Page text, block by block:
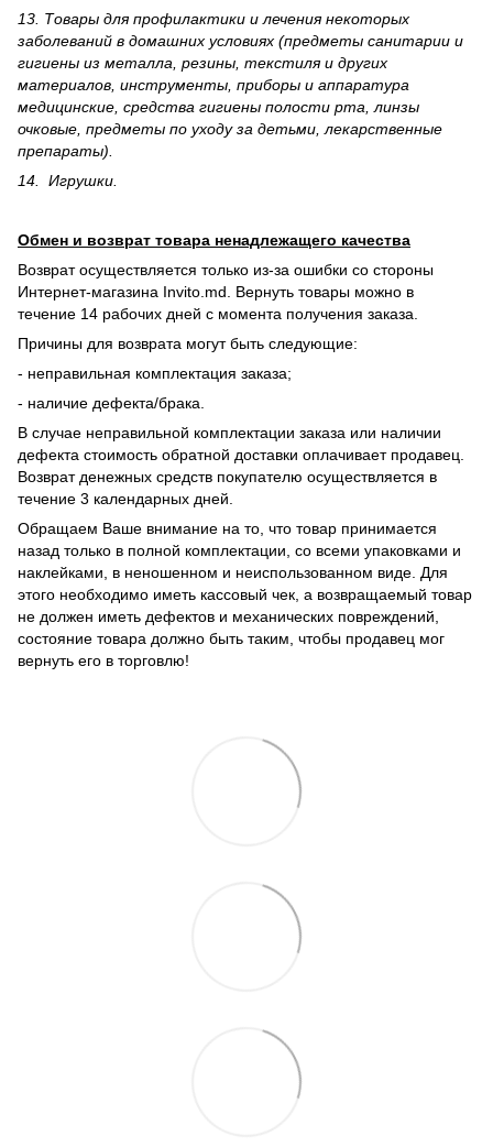
13. Товары для профилактики и лечения некоторых
заболеваний в домашних условиях (предметы санитарии и
гигиены из металла, резины, текстиля и других
материалов, инструменты, приборы и аппаратура
медицинские, средства гигиены полости рта, линзы
очковые, предметы по уходу за детьми, лекарственные
препараты).
14. Игрушки.
Обмен и возврат товара ненадлежащего качества
Возврат осуществляется только из-за ошибки со стороны
Интернет-магазина Invito.md. Вернуть товары можно в
течение 14 рабочих дней с момента получения заказа.
Причины для возврата могут быть следующие:
- неправильная комплектация заказа;
- наличие дефекта/брака.
В случае неправильной комплектации заказа или наличии
дефекта стоимость обратной доставки оплачивает продавец.
Возврат денежных средств покупателю осуществляется в
течение 3 календарных дней.
Обращаем Ваше внимание на то, что товар принимается
назад только в полной комплектации, со всеми упаковками и
наклейками, в неношенном и неиспользованном виде. Для
этого необходимо иметь кассовый чек, а возвращаемый товар
не должен иметь дефектов и механических повреждений,
состояние товара должно быть таким, чтобы продавец мог
вернуть его в торговлю!